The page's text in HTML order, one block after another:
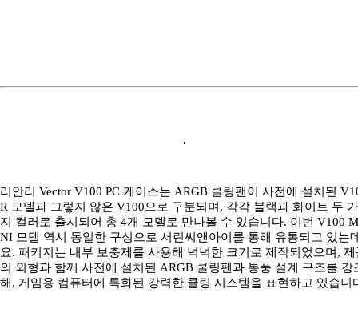
리안리 Vector V100 PC 케이스는 ARGB 쿨링팬이 사전에 설치된
R 모델과 그렇지 않은 V100으로 구분되며, 각각 블랙과 화이트 두 가
지 컬러로 출시되어 총 4개 모델로 만나볼 수 있습니다. 이번 V100
NI 모델 역시 동일한 구성으로 서린씨앤아이를 통해 유통되고 있는
요. 패키지는 내부 보충제를 사용해 넉넉한 크기로 제작되었으며, 제
의 외형과 함께 사전에 설치된 ARGB 쿨링팬과 통풍 설계 구조를 강
해, 게임용 컴퓨터에 특화된 강력한 쿨링 시스템을 표현하고 있습니